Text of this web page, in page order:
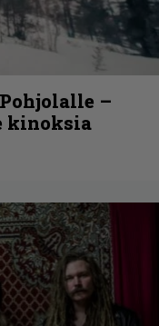
–
kinoksia